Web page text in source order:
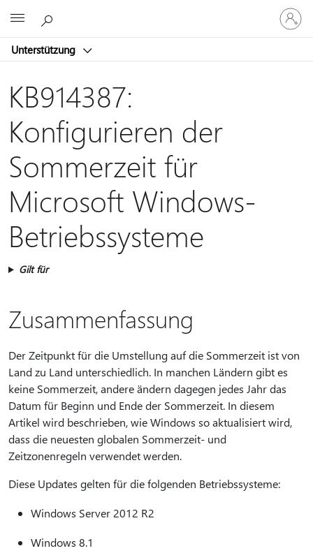
Unterstützung
Bei
Ihrem
Konto
KB914387:
Konfigurieren der
Sommerzeit für
Microsoft Windows-
Betriebssysteme
Gilt für
Zusammenfassung
Der Zeitpunkt für die Umstellung auf die Sommerzeit ist von
Land zu Land unterschiedlich. In manchen Ländern gibt es
keine Sommerzeit, andere ändern dagegen jedes Jahr das
Datum für Beginn und Ende der Sommerzeit. In diesem
Artikel wird beschrieben, wie Windows so aktualisiert wird,
dass die neuesten globalen Sommerzeit- und
Zeitzonenregeln verwendet werden.
Diese Updates gelten für die folgenden Betriebssysteme:
Windows Server 2012 R2
Windows 8.1